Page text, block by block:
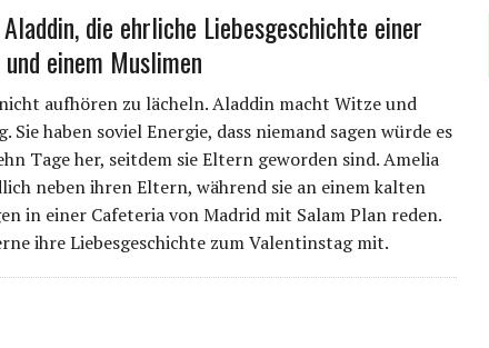
die ehrliche Liebesgeschichte einer
einem Muslimen
aufhören zu lächeln. Aladdin macht Witze und
Sie haben soviel Energie, dass niemand sagen würde es
Tage her, seitdem sie Eltern geworden sind. Amelia
neben ihren Eltern, während sie an einem kalten
in einer Cafeteria von Madrid mit Salam Plan reden.
ihre Liebesgeschichte zum Valentinstag mit.